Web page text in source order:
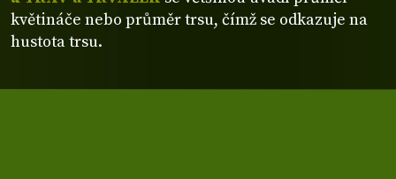
květináče nebo průměr trsu, čímž se odkazuje na
hustota trsu.